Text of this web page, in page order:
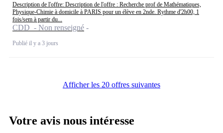
Description de l'offre: Description de l'offre : Recherche prof de Mathématiques,
Physique-Chimie à domicile à PARIS pour un élève en 2nde. Rythme d'2h00, 1
fois/sem à partir du...
CDD - Non renseigné
Publié il y a 3 jours
Afficher les 20 offres suivantes
Votre avis nous intéresse